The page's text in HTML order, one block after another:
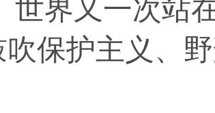
又一次站在
保护主义、